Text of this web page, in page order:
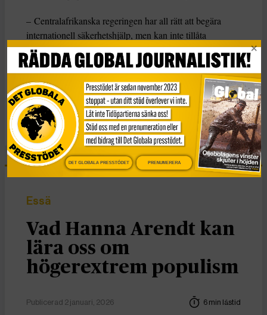
– Centralafrikanska regeringen har all rätt att begära
internationell säkerhetshjälp, men kan inte tillåta
utländska styrkor att döda och på andra sätt misshandla
civila ostraffat, säger Sawyer.
KATEGORI
Nyheter
Essä
Vad Hanna Arendt kan
lära oss om
högerextrem populism
Publicerad 2 januari, 2026 6 min lästid
DET GLOBALA PRESSTÖDET PRENUMERERA